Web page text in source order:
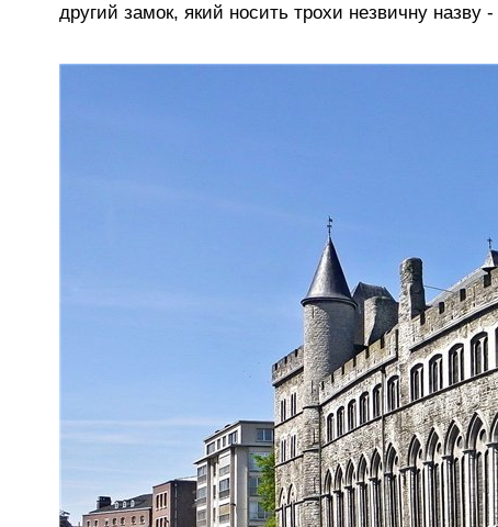
другий замок, який носить трохи незвичну назву -